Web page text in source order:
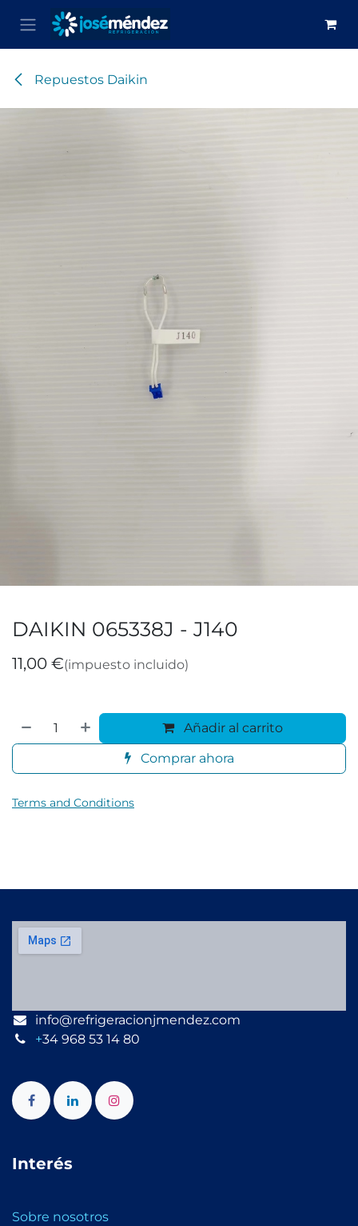
Ir al contenido
Repuestos Daikin
DAIKIN 065338J - J140
11,00 €(impuesto incluido)
Añadir al carrito
Comprar ahora
Terms and Conditions
info@refrigeracionjmendez.com
+34 968 53 14 80
Interés
Sobre nosotros